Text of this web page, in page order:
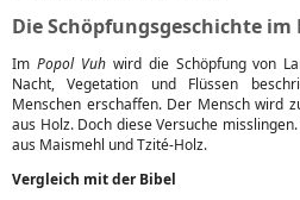
Die Schöpfungsgeschichte im
Im Popol Vuhwird die Schöpfung von
Nacht, Vegetation und Flüssen
Menschen erschaffen. Der Mensch wird
aus Holz. Doch diese Versuche
aus Maismehl und Tzité-Holz.
Vergleich mit der Bibel